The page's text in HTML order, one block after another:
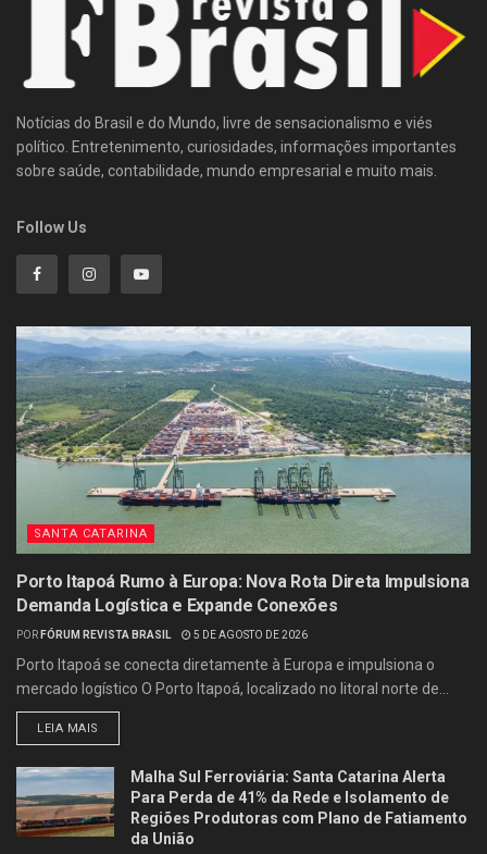
Notícias do Brasil e do Mundo, livre de sensacionalismo e viés
político. Entretenimento, curiosidades, informações importantes
sobre saúde, contabilidade, mundo empresarial e muito mais.
Follow Us
SANTA CATARINA
Porto Itapoá Rumo à Europa: Nova Rota Direta Impulsiona
Demanda Logística e Expande Conexões
POR FÓRUM REVISTA BRASIL 5 DE AGOSTO DE 2026
Porto Itapoá se conecta diretamente à Europa e impulsiona o
mercado logístico O Porto Itapoá, localizado no litoral norte de...
LEIA MAIS
Malha Sul Ferroviária: Santa Catarina Alerta
Para Perda de 41% da Rede e Isolamento de
Regiões Produtoras com Plano de Fatiamento
da União